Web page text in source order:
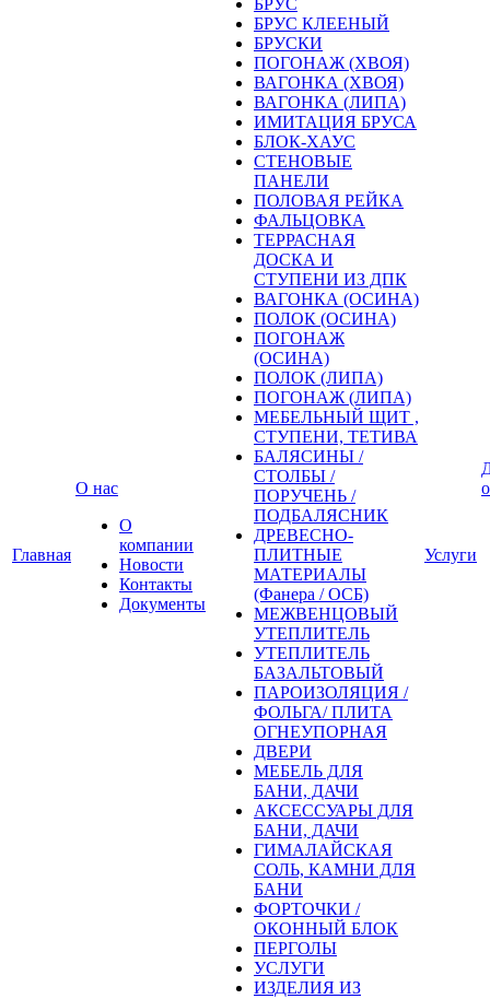
Главная
О нас
О
компании
Новости
Контакты
Документы
БРУС
БРУС КЛЕЕНЫЙ
БРУСКИ
ПОГОНАЖ (ХВОЯ)
ВАГОНКА (ХВОЯ)
ВАГОНКА (ЛИПА)
ИМИТАЦИЯ БРУСА
БЛОК-ХАУС
СТЕНОВЫЕ
ПАНЕЛИ
ПОЛОВАЯ РЕЙКА
ФАЛЬЦОВКА
ТЕРРАСНАЯ
ДОСКА И
СТУПЕНИ ИЗ ДПК
ВАГОНКА (ОСИНА)
ПОЛОК (ОСИНА)
ПОГОНАЖ
(ОСИНА)
ПОЛОК (ЛИПА)
ПОГОНАЖ (ЛИПА)
МЕБЕЛЬНЫЙ ЩИТ ,
СТУПЕНИ, ТЕТИВА
БАЛЯСИНЫ /
СТОЛБЫ /
ПОРУЧЕНЬ /
ПОДБАЛЯСНИК
ДРЕВЕСНО-
ПЛИТНЫЕ
МАТЕРИАЛЫ
(Фанера / ОСБ)
МЕЖВЕНЦОВЫЙ
УТЕПЛИТЕЛЬ
УТЕПЛИТЕЛЬ
БАЗАЛЬТОВЫЙ
ПАРОИЗОЛЯЦИЯ /
ФОЛЬГА/ ПЛИТА
ОГНЕУПОРНАЯ
ДВЕРИ
МЕБЕЛЬ ДЛЯ
БАНИ, ДАЧИ
АКСЕССУАРЫ ДЛЯ
БАНИ, ДАЧИ
ГИМАЛАЙСКАЯ
СОЛЬ, КАМНИ ДЛЯ
БАНИ
ФОРТОЧКИ /
ОКОННЫЙ БЛОК
ПЕРГОЛЫ
УСЛУГИ
ИЗДЕЛИЯ ИЗ
Услуги